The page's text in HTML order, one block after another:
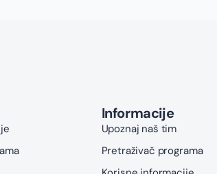
Informacije
Upoznaj naš tim
Pretraživač programa